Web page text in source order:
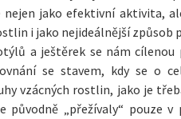
nejen jako efektivní aktivita,
i jako nejideálnější způsob
a ještěrek se nám
se stavem, kdy se o
vzácných rostlin, jako je
původně „přežívaly“ pouze v